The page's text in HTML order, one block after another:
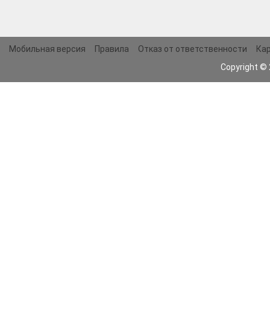
Мобильная версия Правила Отказ от ответственности
Copyright ©